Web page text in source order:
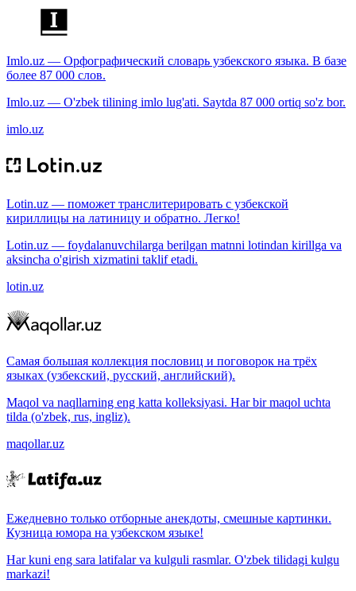
Imlo.uz — Орфографический словарь узбекского языка. В базе
более 87 000 слов.
Imlo.uz — O'zbek tilining imlo lug'ati. Saytda 87 000 ortiq so'z bor.
imlo.uz
Lotin.uz — поможет транслитерировать с узбекской
кириллицы на латиницу и обратно. Легко!
Lotin.uz — foydalanuvchilarga berilgan matnni lotindan kirillga va
aksincha o'girish xizmatini taklif etadi.
lotin.uz
Самая большая коллекция пословиц и поговорок на трёх
языках (узбекский, русский, английский).
Maqol va naqllarning eng katta kolleksiyasi. Har bir maqol uchta
tilda (o'zbek, rus, ingliz).
maqollar.uz
Ежедневно только отборные анекдоты, смешные картинки.
Кузница юмора на узбекском языке!
Har kuni eng sara latifalar va kulguli rasmlar. O'zbek tilidagi kulgu
markazi!